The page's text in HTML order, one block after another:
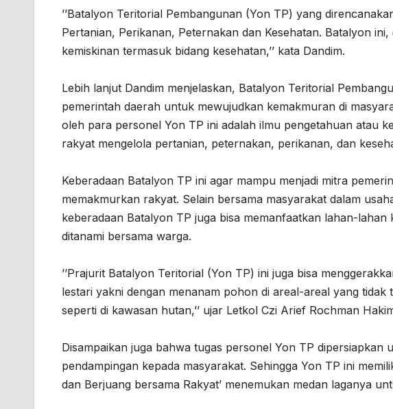
’’Batalyon Teritorial Pembangunan (Yon TP) yang
Pertanian, Perikanan, Peternakan dan Kesehatan. Batalyon
kemiskinan termasuk bidang kesehatan,’’ kata Dandim.
Lebih lanjut Dandim menjelaskan, Batalyon Teritorial
pemerintah daerah untuk mewujudkan kemakmuran di
oleh para personel Yon TP ini adalah ilmu pengetahuan atau
rakyat mengelola pertanian, peternakan, perikanan, dan
Keberadaan Batalyon TP ini agar mampu menjadi mitra
memakmurkan rakyat. Selain bersama masyarakat dalam
keberadaan Batalyon TP juga bisa memanfaatkan lahan-
ditanami bersama warga.
’’Prajurit Batalyon Teritorial (Yon TP) ini juga bisa
lestari yakni dengan menanam pohon di areal-areal yang
seperti di kawasan hutan,’’ ujar Letkol Czi Arief Rochman
Disampaikan juga bahwa tugas personel Yon TP
pendampingan kepada masyarakat. Sehingga Yon TP ini
dan Berjuang bersama Rakyat’ menemukan medan laganya